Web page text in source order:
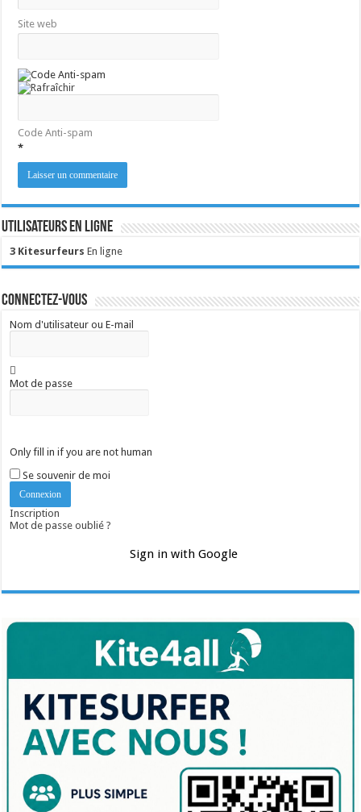
Site web
Code Anti-spam
*
Utilisateurs en ligne
3 Kitesurfeurs En ligne
Connectez-vous
Nom d'utilisateur ou E-mail
Mot de passe
Only fill in if you are not human
Se souvenir de moi
Inscription
Mot de passe oublié ?
Sign in with Google